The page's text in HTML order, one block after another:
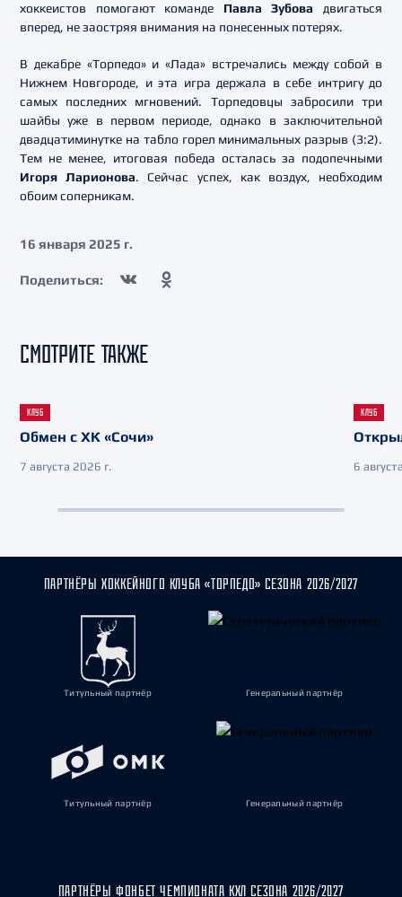
хоккеистов помогают команде Павла Зубова двигаться
вперед, не заостряя внимания на понесенных потерях.
В декабре «Торпедо» и «Лада» встречались между собой в
Нижнем Новгороде, и эта игра держала в себе интригу до
самых последних мгновений. Торпедовцы забросили три
шайбы уже в первом периоде, однако в заключительной
двадцатиминутке на табло горел минимальных разрыв (3:2).
Тем не менее, итоговая победа осталась за подопечными
Игоря Ларионова. Сейчас успех, как воздух, необходим
обоим соперникам.
16 января 2025 г.
Поделиться:
СМОТРИТЕ ТАКЖЕ
КЛУБ
Обмен с ХК «Сочи»
7 августа 2026 г.
КЛУБ
6
ПАРТНЁРЫ ХОККЕЙНОГО КЛУБА «ТОРПЕДО» СЕЗОНА 2026/2027
Титульный партнёр Генеральный партнёр
Титульный партнёр Генеральный партнёр
ПАРТНЁРЫ ФОНБЕТ ЧЕМПИОНАТА КХЛ СЕЗОНА 2026/2027